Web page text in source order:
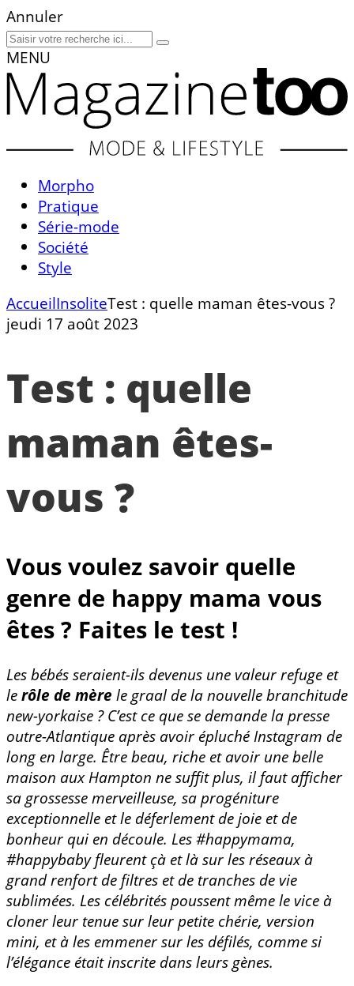
Annuler
MENU
Morpho
Pratique
Série-mode
Société
Style
AccueilInsoliteTest : quelle maman êtes-vous ?
jeudi 17 août 2023
Test : quelle
maman êtes-
vous ?
Vous voulez savoir quelle
genre de happy mama vous
êtes ? Faites le test !
Les bébés seraient-ils devenus une valeur refuge et
lerôle de mère le graal de la nouvelle branchitude
new-yorkaise ? C’est ce que se demande la presse
outre-Atlantique après avoir épluché Instagram de
long en large. Être beau, riche et avoir une belle
maison aux Hampton ne suffit plus, il faut afficher
sa grossesse merveilleuse, sa progéniture
exceptionnelle et le déferlement de joie et de
bonheur qui en découle. Les #happymama,
#happybaby fleurent çà et là sur les réseaux à
grand renfort de filtres et de tranches de vie
sublimées. Les célébrités poussent même le vice à
cloner leur tenue sur leur petite chérie, version
mini, et à les emmener sur les défilés, comme si
l’élégance était inscrite dans leurs gènes.